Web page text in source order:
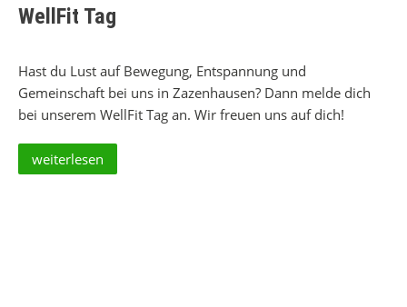
WellFit Tag
Hast du Lust auf Bewegung, Entspannung und
Gemeinschaft bei uns in Zazenhausen? Dann melde dich
bei unserem WellFit Tag an. Wir freuen uns auf dich!
weiterlesen